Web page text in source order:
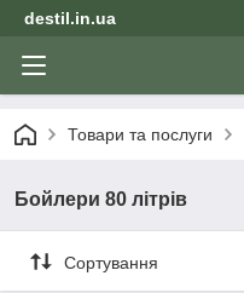
destil.in.ua
Товари та послуги
Бойлери 80 літрів
Сортування